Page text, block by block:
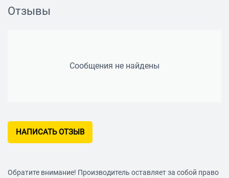
Отзывы
Сообщения не найдены
НАПИСАТЬ ОТЗЫВ
Обратите внимание! Производитель оставляет за собой право